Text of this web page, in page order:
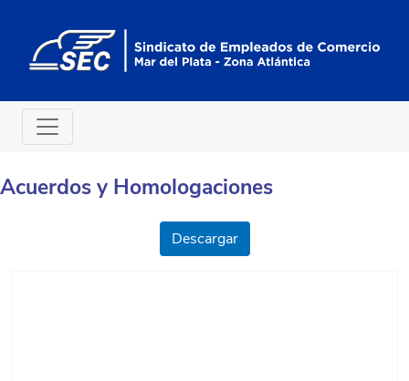
Acuerdos y Homologaciones
Descargar